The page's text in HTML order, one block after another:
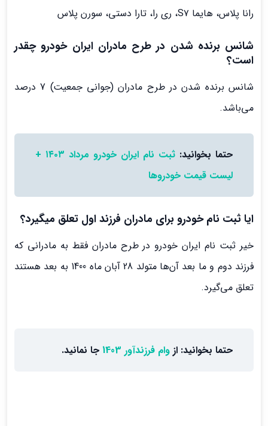
رانا پلاس، هایما S۷، ری را، تارا دستی، سورن پلاس
شانس برنده شدن در طرح مادران ایران خودرو چقدر
است؟
شانس برنده شدن در طرح مادران (جوانی جمعیت) 7 درصد
می‌باشد.
حتما بخوانید:
ثبت نام ایران خودرو مرداد ۱۴۰۳ +
لیست قیمت خودروها
ایا ثبت نام خودرو برای مادران فرزند اول تعلق میگیرد؟
خیر ثبت نام ایران خودرو در طرح مادران فقط به مادرانی که
فرزند دوم و ما بعد آن‌ها متولد 28 آبان ماه 1400 به بعد هستند
تعلق می‌گیرد.
حتما بخوانید: ازوام فرزندآور 1403 جا نمانید.